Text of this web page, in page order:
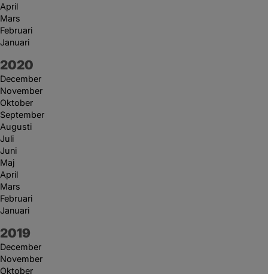
April
Mars
Februari
Januari
År:
2020
December
November
Oktober
September
Augusti
Juli
Juni
Maj
April
Mars
Februari
Januari
År:
2019
December
November
Oktober